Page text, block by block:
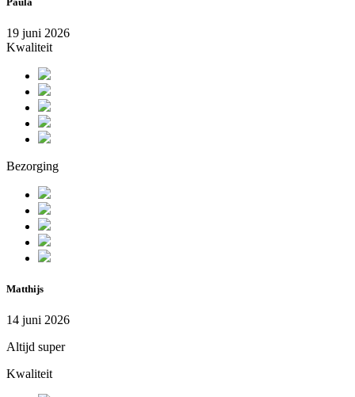
19 juni 2026
Kwaliteit
Bezorging
Matthijs
14 juni 2026
Altijd super
Kwaliteit